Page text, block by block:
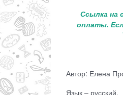
Ссылка на
оплаты.
Автор: Елена
Язык – русский.